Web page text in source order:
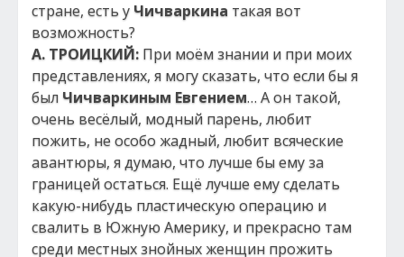
стране, есть у Чичваркина такая вот
возможность?
А. ТРОИЦКИЙ: При моём знании и при моих
представлениях, я могу сказать, что если бы я
был Чичваркиным Евгением… А он такой,
очень весёлый, модный парень, любит
пожить, не особо жадный, любит всяческие
авантюры, я думаю, что лучше бы ему за
границей остаться. Ещё лучше ему сделать
какую-нибудь пластическую операцию и
свалить в Южную Америку, и прекрасно там
среди местных знойных женщин прожить